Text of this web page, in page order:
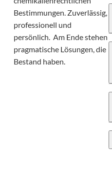
Bestimmungen. Zuverlässig,
professionell und
persönlich. Am Ende stehen
pragmatische Lösungen, die
Bestand haben.